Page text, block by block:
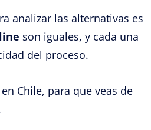
analizar las alternativas es
son iguales, y cada una
del proceso.
Chile, para que veas de